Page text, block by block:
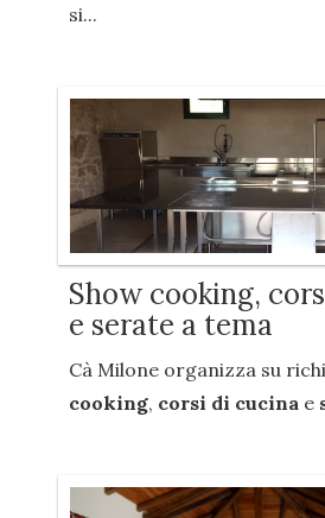
si...
Show cooking,
e serate a tema
Cà Milone organizza su
cooking, corsi di cucina e